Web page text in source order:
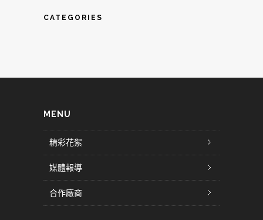
CATEGORIES
MENU
精彩花絮
媒體報導
合作廠商